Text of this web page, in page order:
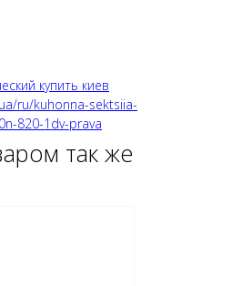
купить киев
ru/kuhonna-sektsiia-
820-1dv-prava
так же